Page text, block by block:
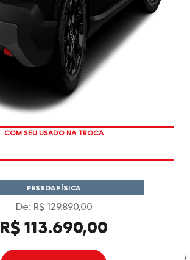
TAXA ZERO
PESSOA FÍSICA
De: R$ 129.890,00
R$ 113.690,00